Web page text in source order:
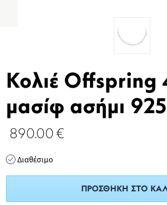
Κολιέ Offspring
μασίφ ασήμι 925
890.00 €
Διαθέσιμο
ΠΡΟΣΘΉΚΗ ΣΤΟ